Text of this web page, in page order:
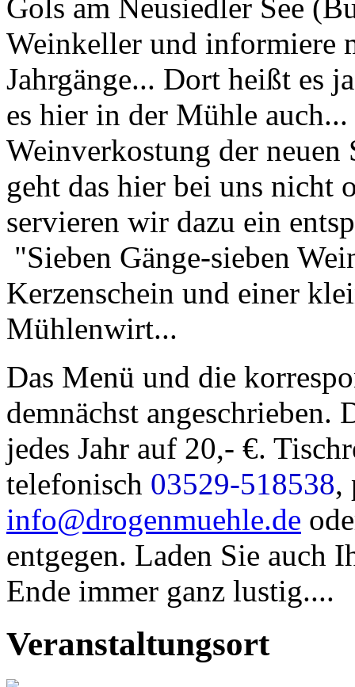
Gols am Neusiedler See
Weinkeller und informiere
Jahrgänge... Dort heißt es
es hier in der Mühle
Weinverkostung der
geht das hier bei uns nicht
servieren wir dazu ein
"Sieben Gänge-sieben
Kerzenschein und einer
Mühlenwirt...
Das Menü und die
demnächst angeschrieben.
jedes Jahr auf 20,- €.
telefonisch 03529-518538,
info@drogenmuehle.de
entgegen. Laden Sie auch
Ende immer ganz lustig....
Veranstaltungsort